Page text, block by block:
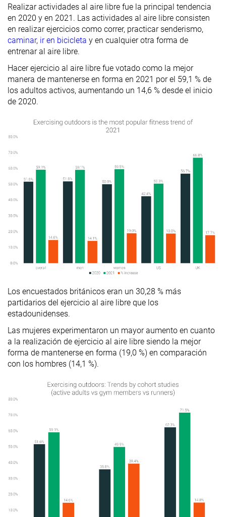
Realizar actividades al aire libre fue la principal tendencia
en 2020 y en 2021. Las actividades al aire libre consisten
en realizar ejercicios como correr, practicar senderismo,
caminar, ir en bicicleta y en cualquier otra forma de
entrenar al aire libre.
Hacer ejercicio al aire libre fue votado como la mejor
manera de mantenerse en forma en 2021 por el 59,1 % de
los adultos activos, aumentando un 14,6 % desde el inicio
de 2020.
Los encuestados británicos eran un 30,28 % más
partidarios del ejercicio al aire libre que los
estadounidenses.
Las mujeres experimentaron un mayor aumento en cuanto
a la realización de ejercicio al aire libre siendo la mejor
forma de mantenerse en forma (19,0 %) en comparación
con los hombres (14,1 %).